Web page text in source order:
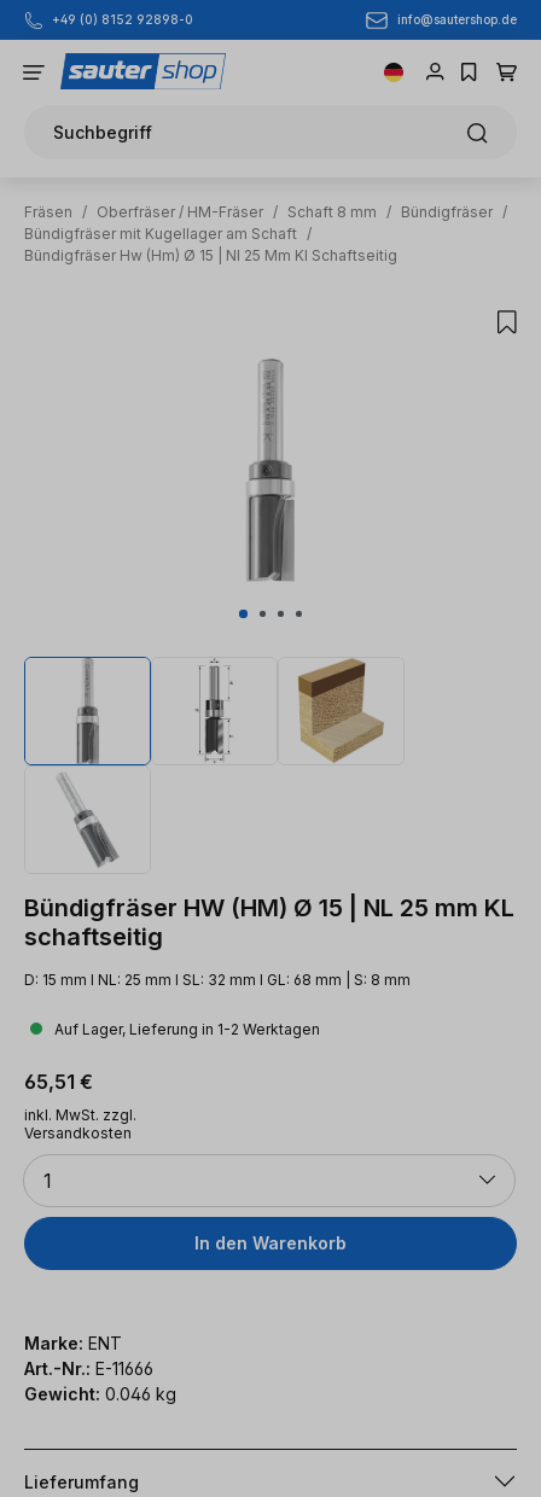
Zum Hauptinhalt springen
+49 (0) 8152 92898-0 info@sautershop.de
Suchbegriff
Fräsen / Oberfräser / HM-Fräser / Schaft 8 mm / Bündigfräser /
Bündigfräser mit Kugellager am Schaft /
Bündigfräser Hw (Hm) Ø 15 | Nl 25 Mm Kl Schaftseitig
Bündigfräser HW (HM) Ø 15 | NL 25 mm KL
schaftseitig
D: 15 mm l NL: 25 mm l SL: 32 mm l GL: 68 mm | S: 8 mm
Auf Lager, Lieferung in 1-2 Werktagen
Regulärer Preis:
65,51 €
inkl. MwSt. zzgl.
Versandkosten
Anzahl
1
In den Warenkorb
Marke: ENT
Art.-Nr.: E-11666
Gewicht: 0.046 kg
Lieferumfang